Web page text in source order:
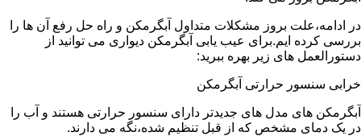
در ادامه،علت بروز مشکلات متداول آبگرمکن و راه حل رفع آن ها را
بررسی کرده ایم.برای عیب یابی آبگرمکن دیواری می توانید از
دستورالعمل های زیر بهره ببرید:
خرابی سنسور حرارتی آبگرمکن
آبگرمکن های مدل های جدیدتر دارای سنسور حرارتی هستند و آب را
در یک دمای مشخص که از قبل تنظیم شده،نگه می دارند.